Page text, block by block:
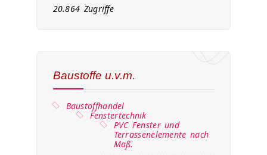
20.864 Zugriffe
Baustoffe u.v.m.
Baustoffhandel
Fenstertechnik
PVC Fenster und
Terrassenelemente nach
Maß.